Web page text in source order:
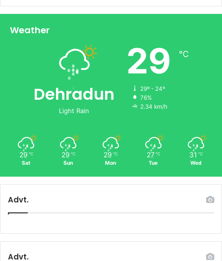
Weather
Dehradun
Light Rain
29 ℃
29º - 24º
76%
2.34 km/h
29 ℃
Sat
29 ℃
Sun
29 ℃
Mon
27 ℃
Tue
31 ℃
Wed
Advt.
Advt.